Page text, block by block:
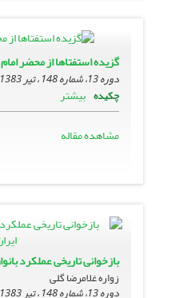
گزیده استفتاها از محضر امام
دوره 13، شماره 148 ، تیر 1383
چکیده بیشتر
مشاهده مقاله
بازخوانى تاریخى عملکرد
زواره‏ غلامرضا گلى
دوره 13، شماره 148 ، تیر 1383